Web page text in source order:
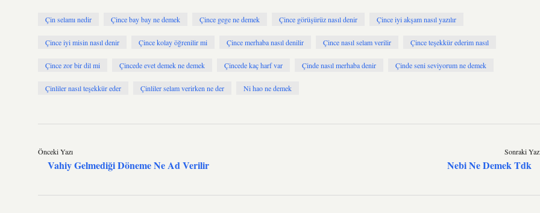
Çin selamı nedir Çince bay bay ne demek Çince gege ne demek Çince görüşürüz nasıl denir Çince iyi akşam nasıl yazılır
Çince iyi misin nasıl denir Çince kolay öğrenilir mi Çince merhaba nasıl denilir Çince nasıl selam verilir Çince teşekkür ederim nasıl
Çince zor bir dil mi Çincede evet demek ne demek Çincede kaç harf var Çinde nasıl merhaba denir Çinde seni seviyorum ne demek
Çinliler nasıl teşekkür eder Çinliler selam verirken ne der Ni hao ne demek
Önceki Yazı
Vahiy Gelmediği Döneme Ne Ad Verilir
Sonraki
Nebi Ne Demek Tdk